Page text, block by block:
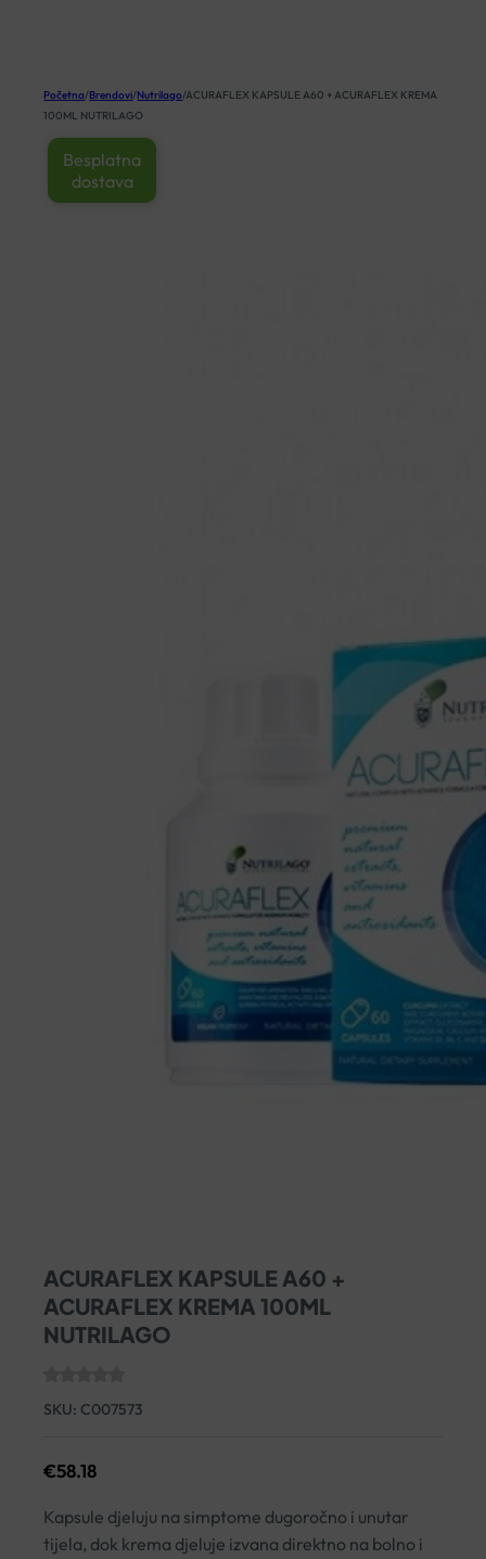
Početna/Brendovi/Nutrilago/ACURAFLEX KAPSULE A60 + ACURAFLEX KREMA
100ML NUTRILAGO
Besplatna
dostava
ACURAFLEX KAPSULE A60 +
ACURAFLEX KREMA 100ML
NUTRILAGO
SKU: C007573
€58.18
Kapsule djeluju na simptome dugoročno i unutar
tijela, dok krema djeluje izvana direktno na bolno i